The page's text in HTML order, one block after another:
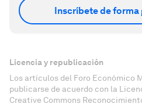
Inscríbete de forma
Licencia y republicación
Los artículos del Foro Económico
publicarse de acuerdo con la
Creative Commons